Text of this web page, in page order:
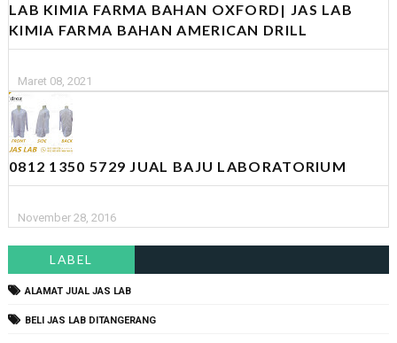
LAB KIMIA FARMA BAHAN OXFORD| JAS LAB
KIMIA FARMA BAHAN AMERICAN DRILL
Maret 08, 2021
0812 1350 5729 JUAL BAJU LABORATORIUM
November 28, 2016
LABEL
ALAMAT JUAL JAS LAB
BELI JAS LAB DITANGERANG